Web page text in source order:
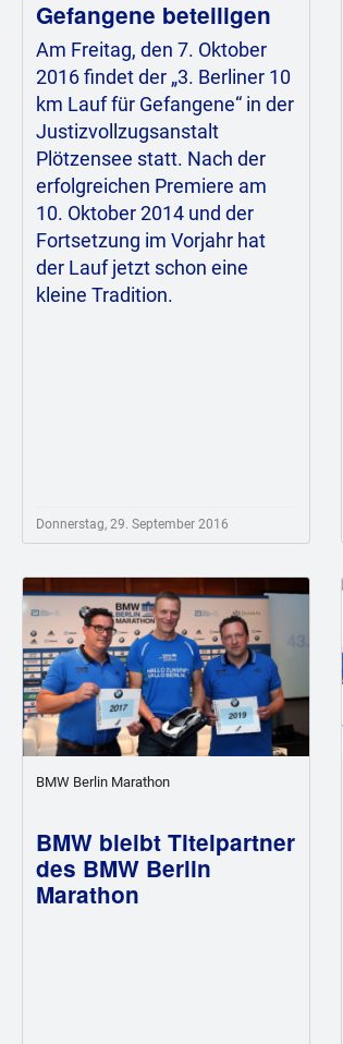
Gefangene beteiligen
Am Freitag, den 7. Oktober
2016 findet der „3. Berliner 10
km Lauf für Gefangene“ in der
Justizvollzugsanstalt
Plötzensee statt. Nach der
erfolgreichen Premiere am
10. Oktober 2014 und der
Fortsetzung im Vorjahr hat
der Lauf jetzt schon eine
kleine Tradition.
Donnerstag, 29. September 2016
BMW Berlin Marathon
BMW bleibt Titelpartner
des BMW Berlin
Marathon